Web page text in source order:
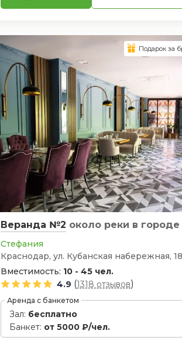
Веранда №2 около реки в городе
Стефания
Краснодар, ул. Кубанская набережная,
Вместимость: 10 - 45 чел.
4.9 (1318 отзывов)
Аренда с банкетом
Зал: бесплатно
Банкет: от 5000 ₽/чел.
Подарок за